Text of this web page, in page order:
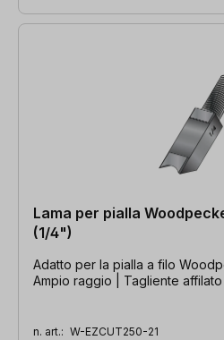
Lama per pialla
(1/4")
Adatto per la pialla a filo
Ampio raggio | Tagliente affilato
n. art.: W-EZCUT250-21